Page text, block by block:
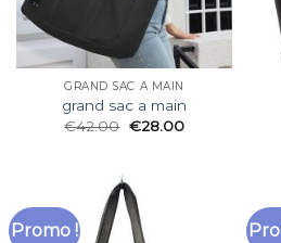
GRAND SAC A MAIN
grand sac a main
€42.00 €28.00
Promo !